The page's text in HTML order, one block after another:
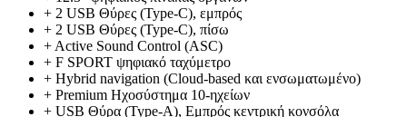
+ 2 USB Θύρες (Type-C), εμπρός
+ 2 USB Θύρες (Type-C), πίσω
+ Active Sound Control (ASC)
+ F SPORT ψηφιακό ταχύμετρο
+ Hybrid navigation (Cloud-based και ενσωματωμένο)
+ Premium Ηχοσύστημα 10-ηχείων
+ USB Θύρα (Type-A), Εμπρός κεντρική κονσόλα